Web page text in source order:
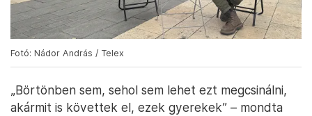
Fotó: Nádor András / Telex
„Börtönben sem, sehol sem lehet ezt megcsinálni,
akármit is követtek el, ezek gyerekek” – mondta